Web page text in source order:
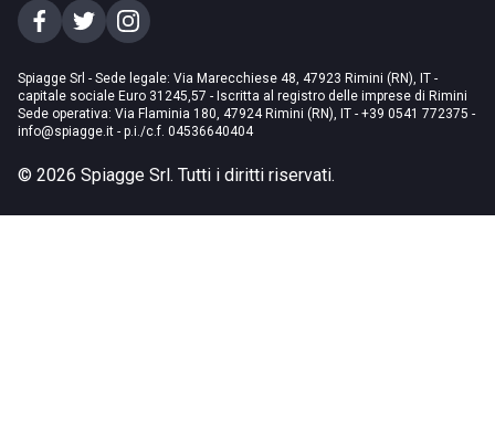
Spiagge Srl - Sede legale: Via Marecchiese 48, 47923 Rimini (RN), IT -
capitale sociale Euro 31245,57 - Iscritta al registro delle imprese di Rimini
Sede operativa: Via Flaminia 180, 47924 Rimini (RN), IT - +39 0541 772375 -
info@spiagge.it - p.i./c.f. 04536640404
© 2026 Spiagge Srl. Tutti i diritti riservati.